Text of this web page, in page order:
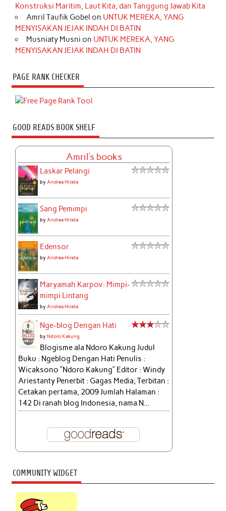
Konstruksi Maritim, Laut Kita, dan Tanggung Jawab Kita
Amril Taufik Gobel on UNTUK MEREKA, YANG
MENYISAKAN JEJAK INDAH DI BATIN
Musniaty Musni on UNTUK MEREKA, YANG
MENYISAKAN JEJAK INDAH DI BATIN
PAGE RANK CHECKER
GOOD READS BOOK SHELF
Amril's books
Laskar Pelangi
byAndrea Hirata
Sang Pemimpi
byAndrea Hirata
Edensor
byAndrea Hirata
Maryamah Karpov: Mimpi-
mimpi Lintang
byAndrea Hirata
Nge-blog Dengan Hati
byNdoro Kakung
Blogisme ala Ndoro Kakung Judul
Buku : Ngeblog Dengan Hati Penulis :
Wicaksono “Ndoro Kakung” Editor : Windy
Ariestanty Penerbit : Gagas Media, Terbitan :
Cetakan pertama, 2009 Jumlah Halaman :
142 Di ranah blog Indonesia, nama N...
COMMUNITY WIDGET